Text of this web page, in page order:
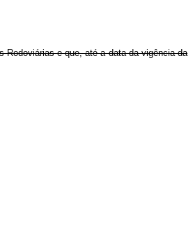
e que, até a data da vigência da